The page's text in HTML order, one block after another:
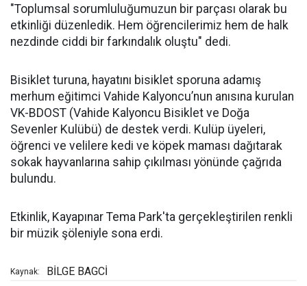
"Toplumsal sorumluluğumuzun bir parçası olarak bu
etkinliği düzenledik. Hem öğrencilerimiz hem de halk
nezdinde ciddi bir farkındalık oluştu" dedi.
Bisiklet turuna, hayatını bisiklet sporuna adamış
merhum eğitimci Vahide Kalyoncu’nun anısına kurulan
VK-BDOST (Vahide Kalyoncu Bisiklet ve Doğa
Sevenler Kulübü) de destek verdi. Kulüp üyeleri,
öğrenci ve velilere kedi ve köpek maması dağıtarak
sokak hayvanlarına sahip çıkılması yönünde çağrıda
bulundu.
Etkinlik, Kayapınar Tema Park'ta gerçekleştirilen renkli
bir müzik şöleniyle sona erdi.
Kaynak: BİLGE BAGCİ